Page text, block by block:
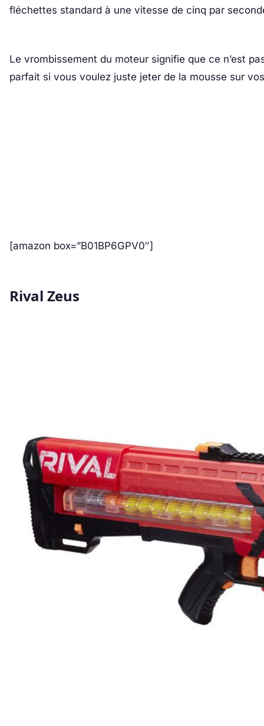
fléchettes standard à une vitesse de cinq par
Le vrombissement du moteur signifie que ce n’est
parfait si vous voulez juste jeter de la mousse sur
[amazon box=”B01BP6GPV0″]
Rival Zeus